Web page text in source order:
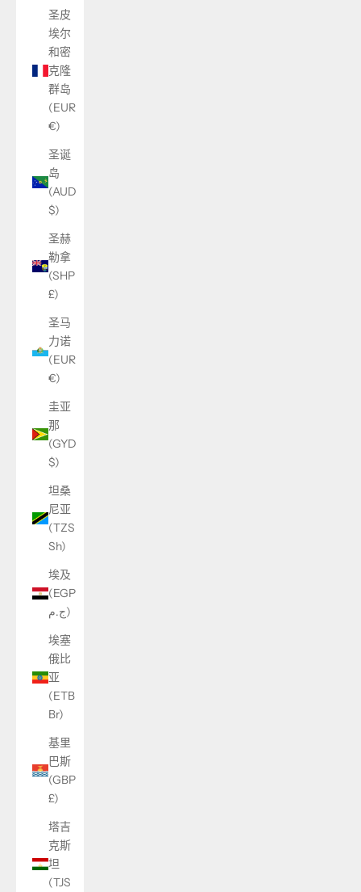
圣皮
埃尔
和密
克隆
群岛
(EUR
€)
圣诞
岛
(AUD
$)
圣赫
勒拿
(SHP
£)
圣马
力诺
(EUR
€)
圭亚
那
(GYD
$)
坦桑
尼亚
(TZS
Sh)
埃及
(EGP
ج.م)
埃塞
俄比
亚
(ETB
Br)
基里
巴斯
(GBP
£)
塔吉
克斯
坦
(TJS